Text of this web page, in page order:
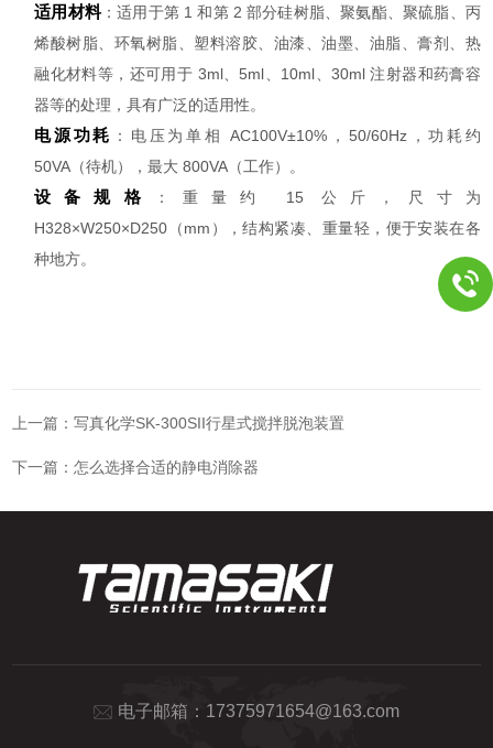
适用材料：适用于第 1 和第 2 部分硅树脂、聚氨酯、聚硫脂、丙
烯酸树脂、环氧树脂、塑料溶胶、油漆、油墨、油脂、膏剂、热
融化材料等，还可用于 3ml、5ml、10ml、30ml 注射器和药膏容
器等的处理，具有广泛的适用性。
电源功耗 ：电压为单相 AC100V±10%，50/60Hz，功耗约
50VA（待机），最大 800VA（工作）。
设备规格
：重量约 15 公斤，尺寸为
H328×W250×D250（mm），结构紧凑、重量轻，便于安装在各
种地方。
上一篇：写真化学SK-300SII行星式搅拌脱泡装置
下一篇：怎么选择合适的静电消除器
电子邮箱： 17375971654@163.com